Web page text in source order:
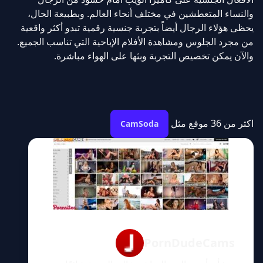
والنساء المتعطشين في مختلف أنحاء العالم. وبطبيعة الحال،
يحظى هؤلاء الرجال أيضاً بتجربة جنسية رقمية تبدو أكثر واقعية
من مجرد الجلوس ومشاهدة الأفلام الإباحية التي تناسب الجميع.
والآن يمكن تخصيص التجربة وبثها على الهواء مباشرة.
اكثر من 36 موقع مثل CamSoda